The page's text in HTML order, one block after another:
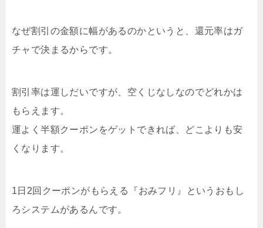
なぜ割引の金額に幅があるのかというと、還元率はガ
チャで決まるからです。
割引率は運しだいですが、空くじなしなのでどれかは
もらえます。
運よく半額クーポンをゲットできれば、どこよりも安
くなります。
1日2回クーポンがもらえる『おみフリ』というおもし
ろシステムがあるんです。